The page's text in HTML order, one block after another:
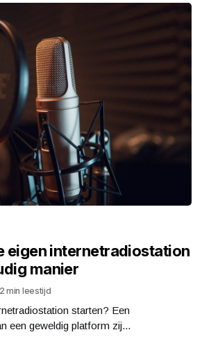
eigen internetradiostation
manier
2 min leestijd
starten? Een
een geweldig platform zij...